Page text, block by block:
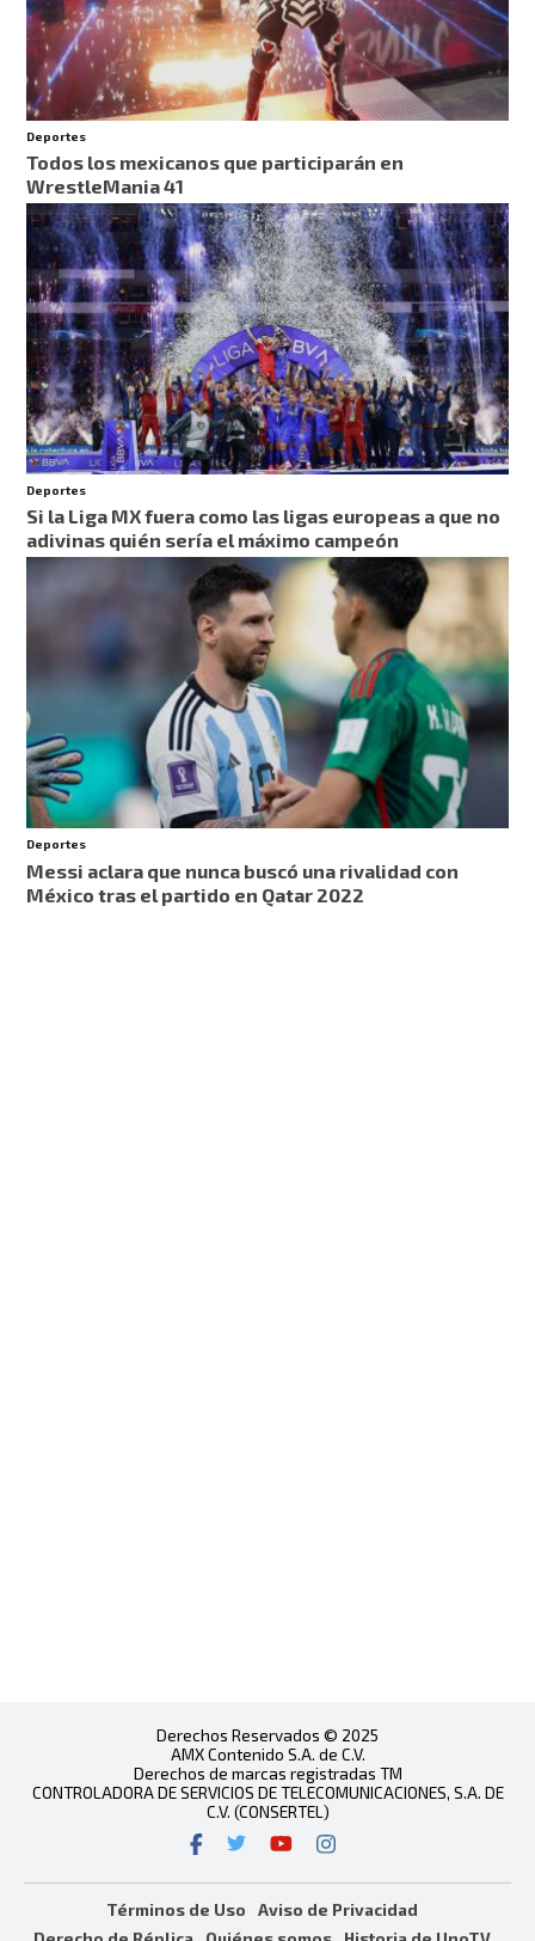
Deportes
Todos los mexicanos que participarán en
WrestleMania 41
Deportes
Si la Liga MX fuera como las ligas europeas a que no
adivinas quién sería el máximo campeón
Deportes
Messi aclara que nunca buscó una rivalidad con
México tras el partido en Qatar 2022
Derechos Reservados © 2025
AMX Contenido S.A. de C.V.
Derechos de marcas registradas TM
CONTROLADORA DE SERVICIOS DE TELECOMUNICACIONES, S.A. DE
C.V. (CONSERTEL)
Términos de Uso
Aviso de Privacidad